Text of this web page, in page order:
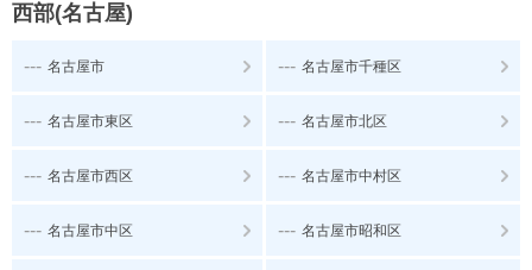
西部(名古屋)
--- 名古屋市 --- 名古屋市千種区
--- 名古屋市東区 --- 名古屋市北区
--- 名古屋市西区 --- 名古屋市中村区
--- 名古屋市中区 --- 名古屋市昭和区